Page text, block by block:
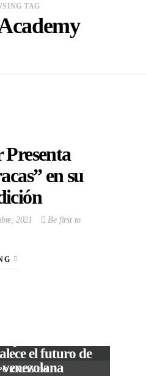
TAG
en su
2021
Be first to
el futuro de